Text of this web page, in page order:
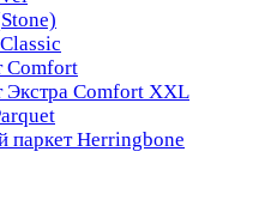
Comfort
Экстра Comfort XXL
Herringbone